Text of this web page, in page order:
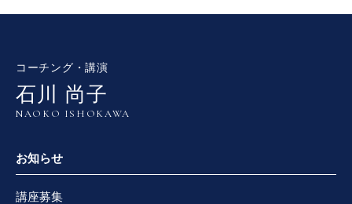
コーチング・講演
石川 尚子
NAOKO ISHOKAWA
お知らせ
講座募集